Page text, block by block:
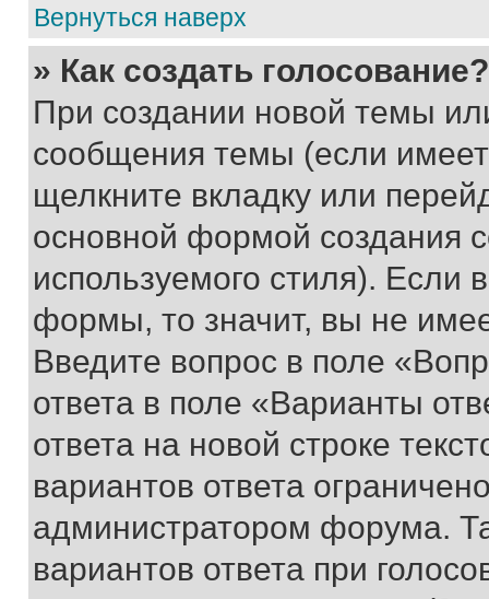
Вернуться наверх
» Как создать голосование?
При создании новой темы
сообщения темы (если
щелкните вкладку или
основной формой создания
используемого стиля). Если
формы, то значит, вы не
Введите вопрос в поле
ответа в поле «Варианты
ответа на новой строке
вариантов ответа
администратором форума.
вариантов ответа при